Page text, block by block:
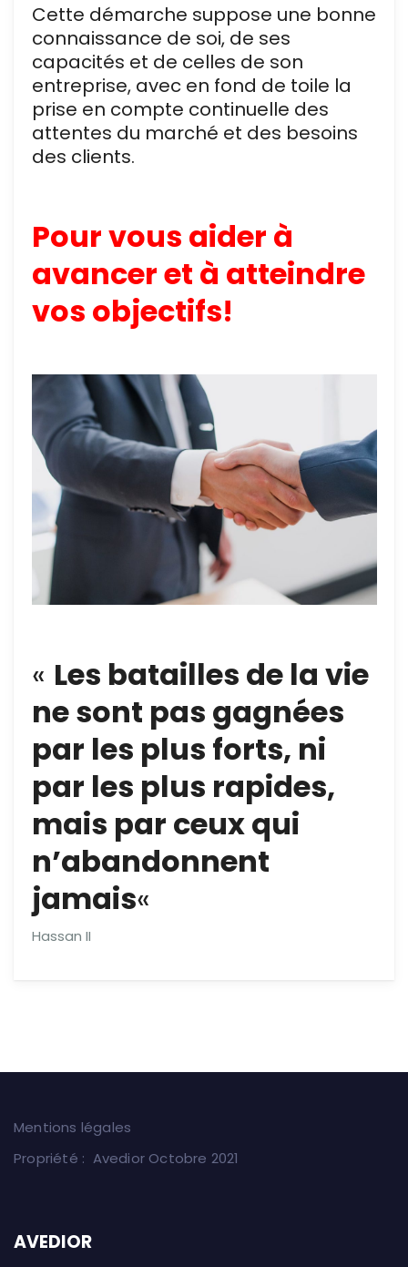
Cette démarche suppose une bonne
connaissance de soi, de ses
capacités et de celles de son
entreprise, avec en fond de toile la
prise en compte continuelle des
attentes du marché et des besoins
des clients.
Pour vous aider à
avancer et à atteindre
vos objectifs!
« Les batailles de la vie
ne sont pas gagnées
par les plus forts, ni
par les plus rapides,
mais par ceux qui
n’abandonnent
jamais«
Hassan II
Mentions légales
Propriété : Avedior Octobre 2021
AVEDIOR